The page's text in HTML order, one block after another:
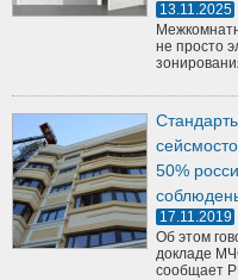
13.11.2025
не просто
50%
17.11.2019
Об этом
докладе
сообщает